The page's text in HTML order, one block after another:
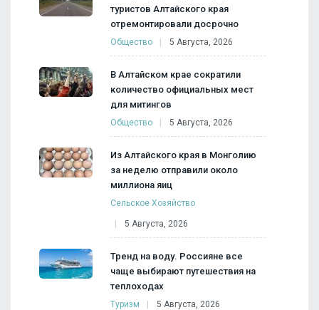
туристов Алтайского края
отремонтировали досрочно
Общество 5 Августа, 2026
В Алтайском крае сократили
количество официальных мест
для митингов
Общество 5 Августа, 2026
Из Алтайского края в Монголию
за неделю отправили около
миллиона яиц
Сельское Хозяйство
5 Августа, 2026
Тренд на воду. Россияне все
чаще выбирают путешествия на
теплоходах
Туризм 5 Августа, 2026